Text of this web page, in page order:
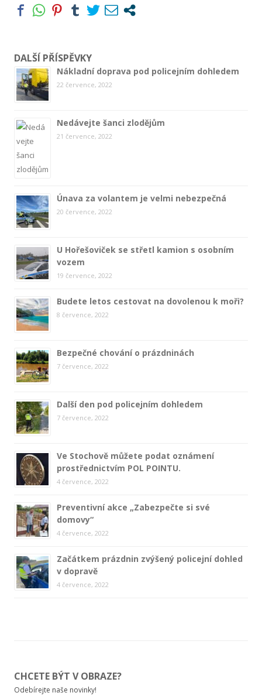
DALŠÍ PŘÍSPĚVKY
Nákladní doprava pod policejním dohledem
22 července, 2022
Nedávejte šanci zlodějům
21 července, 2022
Únava za volantem je velmi nebezpečná
20 července, 2022
U Hořešoviček se střetl kamion s osobním
vozem
19 července, 2022
Budete letos cestovat na dovolenou k moři?
8 července, 2022
Bezpečné chování o prázdninách
7 července, 2022
Další den pod policejním dohledem
7 července, 2022
Ve Stochově můžete podat oznámení
prostřednictvím POL POINTU.
4 července, 2022
Preventivní akce „Zabezpečte si své
domovy“
4 července, 2022
Začátkem prázdnin zvýšený policejní dohled
v dopravě
4 července, 2022
CHCETE BÝT V OBRAZE?
Odebírejte naše novinky!